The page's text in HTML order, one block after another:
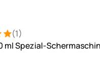
5 von 5 (1 Bewertungen)
(1)
ml Spezial-